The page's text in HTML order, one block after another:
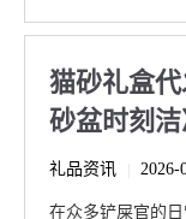
猫砂礼盒
砂盆时刻
礼品资讯 2026-
在众多铲屎官的